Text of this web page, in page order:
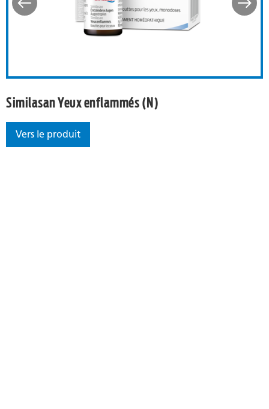
Similasan Yeux enflammés (N)
Similasan Yeux enflammés (N)
Vers le produit